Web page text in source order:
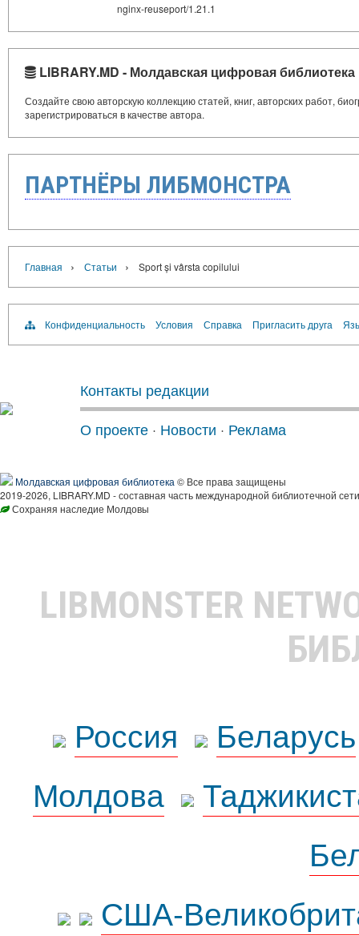
nginx-reuseport/1.21.1
LIBRARY.MD - Молдавская цифровая библиотека
Создайте свою авторскую коллекцию статей, книг, авторских работ,
зарегистрироваться в качестве автора.
ПАРТНЁРЫ ЛИБМОНСТРА
Главная › Статьи › Sport și vârsta copilului
Конфиденциальность Условия Справка Пригласить друга
Контакты редакции
О проекте · Новости · Реклама
Молдавская цифровая библиотека © Все права защищены
2019-2026, LIBRARY.MD - составная часть международной библиотечной
Сохраняя наследие Молдовы
LIBMONSTER
Россия
Беларусь
Молдова
США-